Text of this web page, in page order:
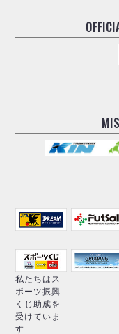
私たちはス
ポーツ振興
くじ助成を
受けていま
す